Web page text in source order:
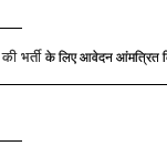
भर्तीके लिए आवेदन आंमत्रित